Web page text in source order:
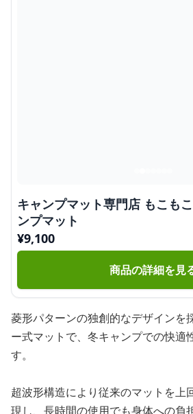
キャンプマット専門店 もこも
ンプマット
¥9,100
商品の詳細を見
菱形パターンの独創的なデザインを
ー式マットで、冬キャンプでの快適
す。
超波形構造により従来のマットを上
現し、長時間の使用でも身体への負